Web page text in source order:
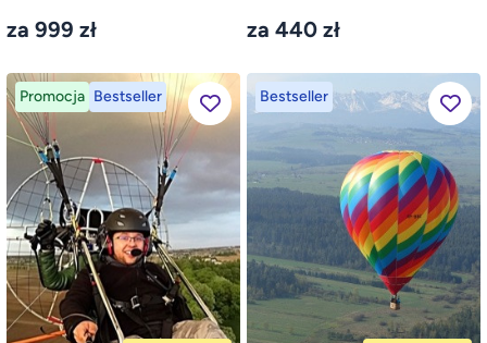
za 999 zł za 440 zł
Promocja Bestseller Bestseller